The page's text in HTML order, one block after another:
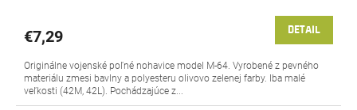
€7,29 DETAIL
Originálne vojenské poľné nohavice model M-64. Vyrobené z pevného
materiálu zmesi bavlny a polyesteru olivovo zelenej farby. Iba malé
veľkosti (42M, 42L). Pochádzajúce z...